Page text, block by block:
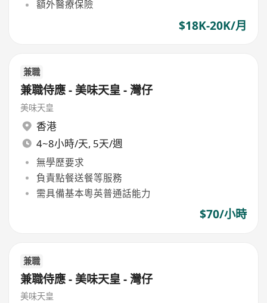
額外醫療保險
$18K-20K/月
兼職
兼職侍應 - 美味天皇 - 灣仔
美味天皇
香港
4~8小時/天, 5天/週
無學歷要求
負責點餐送餐等服務
需具備基本粵英普通話能力
$70/小時
兼職
兼職侍應 - 美味天皇 - 灣仔
美味天皇